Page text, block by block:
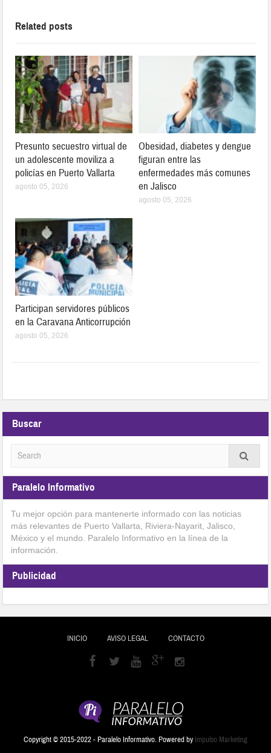
Related posts
Presunto secuestro virtual de
un adolescente moviliza a
policías en Puerto Vallarta
agosto 05, 2026
Obesidad, diabetes y dengue
figuran entre las
enfermedades más comunes
en Jalisco
agosto 05, 2026
Participan servidores públicos
en la Caravana Anticorrupción
agosto 05, 2026
Buscar
Paralelo Informativo
Tu mejor opción para mantenerte informado con las noticias
más relevantes de Puerto Vallarta, Riviera-Nayarit, Jalisco,
México y el mundo. Paralelo Informativo en la línea de la
información.
Publicidad
INICIO AVISO LEGAL CONTACTO
Copyright © 2015-2022 - Paralelo Informativo. Powered by Impulso Marketing